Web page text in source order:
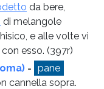
da bere,
di melangole
e alle volte vi
esso. (397r)
= pane
cannella sopra.